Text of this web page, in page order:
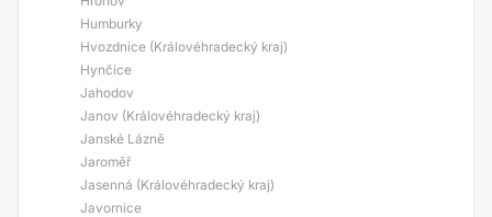
Humburky
Hvozdnice (Královéhradecký kraj)
Hynčice
Jahodov
Janov (Královéhradecký kraj)
Janské Lázně
Jaroměř
Jasenná (Královéhradecký kraj)
Javornice